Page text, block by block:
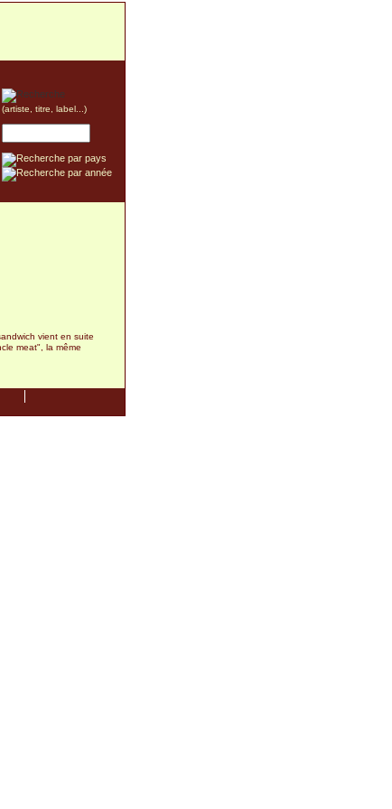
(artiste, titre, label...)
vient en suite
meat", la même